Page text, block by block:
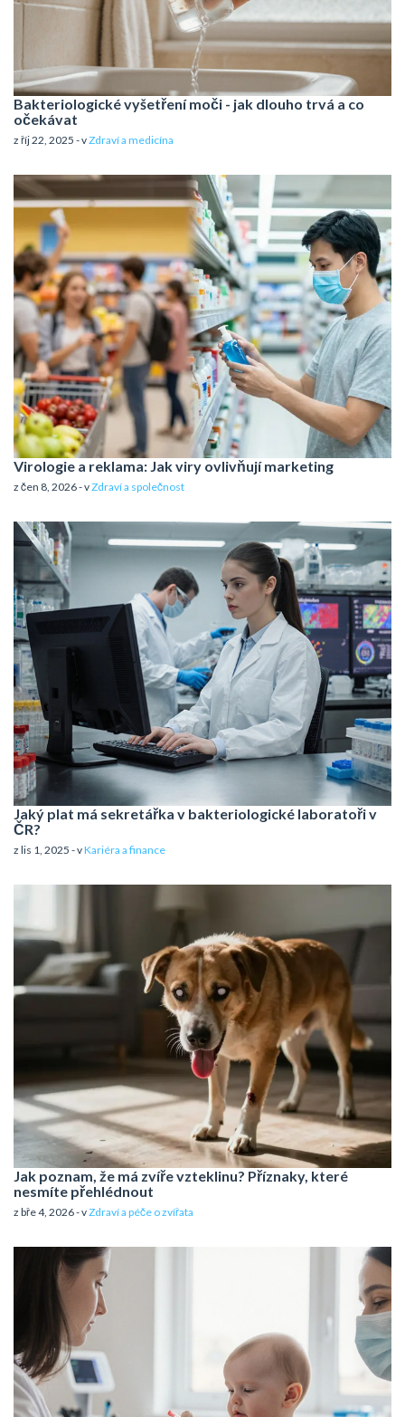
Bakteriologické vyšetření moči - jak dlouho trvá a co
očekávat
z říj 22, 2025 - vZdraví a medicína
Virologie a reklama: Jak viry ovlivňují marketing
z čen 8, 2026 - vZdraví a společnost
Jaký plat má sekretářka v bakteriologické laboratoři v
ČR?
z lis 1, 2025 - vKariéra a finance
Jak poznam, že má zvíře vzteklinu? Příznaky, které
nesmíte přehlédnout
z bře 4, 2026 - vZdraví a péče o zvířata